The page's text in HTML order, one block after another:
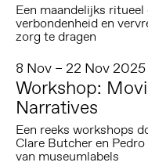
Een maandelijks
verbondenheid en
zorg te dragen
8 Nov – 22 Nov 2025
Workshop:
Narratives
Een reeks workshops
Clare Butcher en
van museumlabels